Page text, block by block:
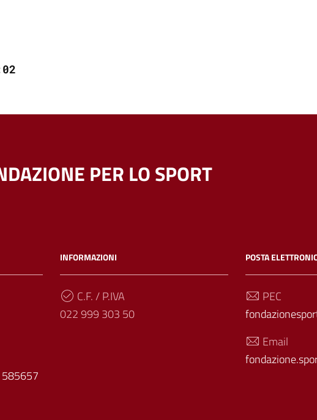
PER LO SPORT
INFORMAZIONI
C.F. / P.IVA
022 999 303 50
POSTA
PEC
Email